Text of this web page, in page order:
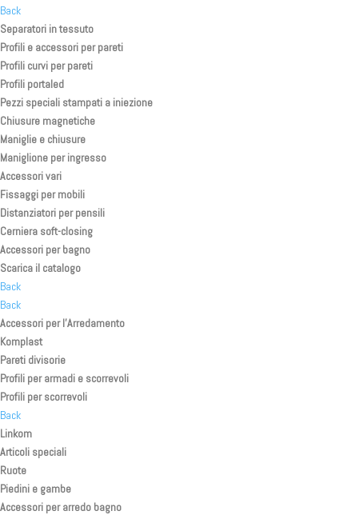
Back
Separatori in tessuto
Profili e accessori per pareti
Profili curvi per pareti
Profili portaled
Pezzi speciali stampati a iniezione
Chiusure magnetiche
Maniglie e chiusure
Maniglione per ingresso
Accessori vari
Fissaggi per mobili
Distanziatori per pensili
Cerniera soft-closing
Accessori per bagno
Scarica il catalogo
Back
Back
Accessori per l’Arredamento
Komplast
Pareti divisorie
Profili per armadi e scorrevoli
Profili per scorrevoli
Back
Linkom
Articoli speciali
Ruote
Piedini e gambe
Accessori per arredo bagno